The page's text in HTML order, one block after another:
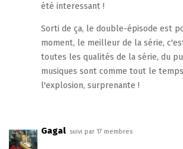
été interessant !
Sorti de ça, le double-épisode est
moment, le meilleur de la série,
toutes les qualités de la série, du
musiques sont comme tout le
l'explosion, surprenante !
Gagal suivi par 17 membres